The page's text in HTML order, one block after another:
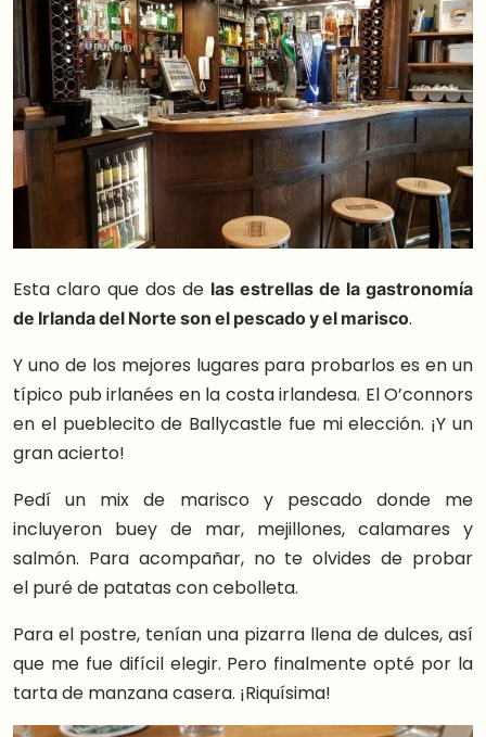
Esta claro que dos de las estrellas de la gastronomía
de Irlanda del Norte son el pescado y el marisco.
Y uno de los mejores lugares para probarlos es en un
típico pub irlanées en la costa irlandesa. El O’connors
en el pueblecito de Ballycastle fue mi elección. ¡Y un
gran acierto!
Pedí un mix de marisco y pescado donde me
incluyeron buey de mar, mejillones, calamares y
salmón. Para acompañar, no te olvides de probar
el puré de patatas con cebolleta.
Para el postre, tenían una pizarra llena de dulces, así
que me fue difícil elegir. Pero finalmente opté por la
tarta de manzana casera. ¡Riquísima!